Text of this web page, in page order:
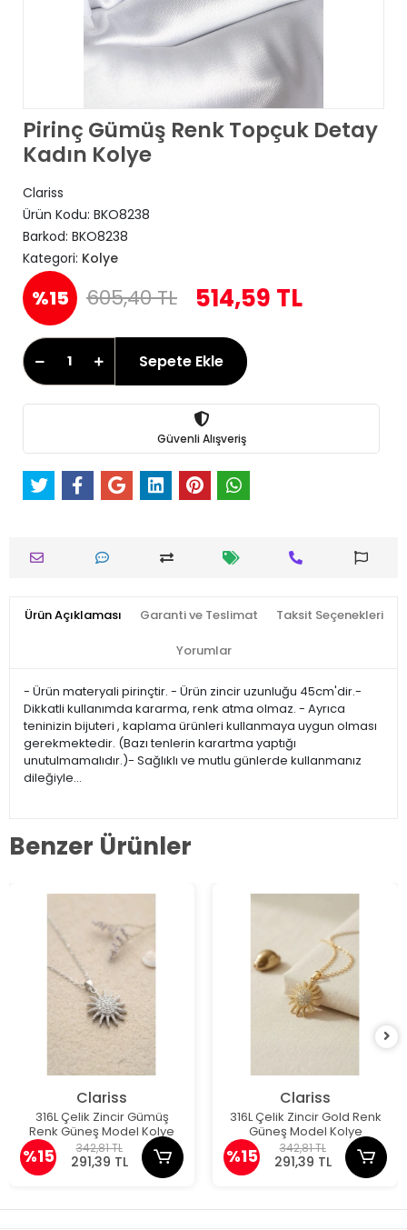
Pirinç Gümüş Renk Topçuk Detay
Kadın Kolye
Clariss
Ürün Kodu: BKO8238
Barkod: BKO8238
Kategori: Kolye
%15 605,40 TL 514,59 TL
Sepete Ekle
Güvenli Alışveriş
Ürün Açıklaması Garanti ve Teslimat Taksit Seçenekleri
Yorumlar
- Ürün materyali pirinçtir. - Ürün zincir uzunluğu 45cm'dir.-
Dikkatli kullanımda kararma, renk atma olmaz. - Ayrıca
teninizin bijuteri , kaplama ürünleri kullanmaya uygun olması
gerekmektedir. (Bazı tenlerin karartma yaptığı
unutulmamalıdır.)- Sağlıklı ve mutlu günlerde kullanmanız
dileğiyle…
Benzer Ürünler
Clariss
316L Çelik Zincir Gümüş
Renk Güneş Model Kolye
%15 342,81 TL
291,39 TL
Clariss
316L Çelik Zincir Gold Renk
Güneş Model Kolye
%15 342,81 TL
291,39 TL